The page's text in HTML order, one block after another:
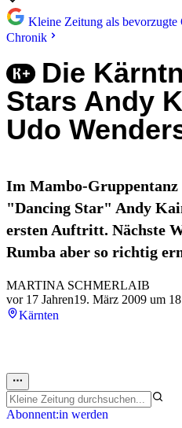
Kleine Zeitung als
Chronik
Die
Stars Andy
Udo
Im Mambo-Gruppentanz
"Dancing Star" Andy
ersten Auftritt. Nächste
Rumba aber so richtig
MARTINA SCHMERLAIB
vor 17 Jahren19. März 2009 um
Kärnten
Abonnent:in werden